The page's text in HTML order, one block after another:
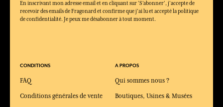
En inscrivant mon adresse email et en cliquant sur ‘S’abonner’, j'accepte de
recevoir des emails de Fragonard et confirme que j'ai lu et accepté la politique
de confidentialité. Je peux me désabonner à tout moment.
CONDITIONS
FAQ
Conditions générales de vente
A PROPOS
Qui sommes nous ?
Boutiques, Usines & Musées